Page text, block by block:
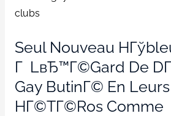
clubs
Seul Nouveau
Г LвЂ™Г©gard De
Gay ButinГ© En Leurs
HГ©tГ©ros Comme